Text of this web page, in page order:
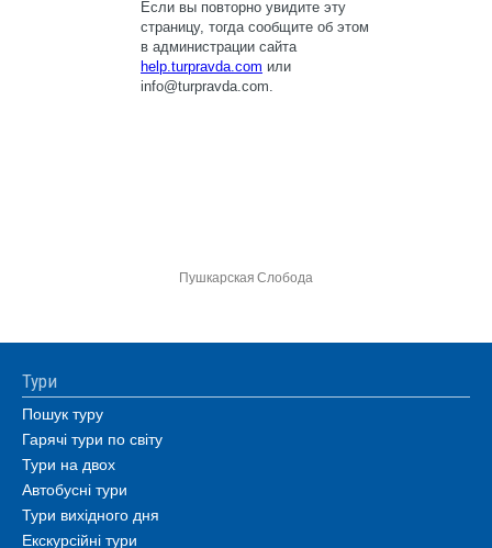
Пушкарская Слобода
Тури
Пошук туру
Гарячі тури по світу
Тури на двох
Автобусні тури
Тури вихідного дня
Екскурсійні тури